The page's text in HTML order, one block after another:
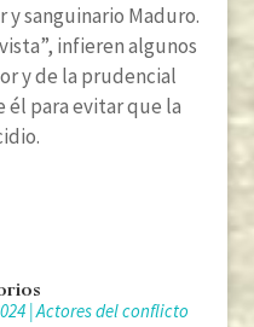
sanguinario Maduro.
infieren algunos
y de la prudencial
él para evitar que la
|Actores del conflicto